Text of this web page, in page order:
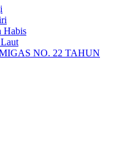
Habis
NO. 22 TAHUN